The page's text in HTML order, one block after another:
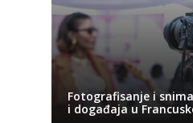
Fotografisanje i
i događaja u